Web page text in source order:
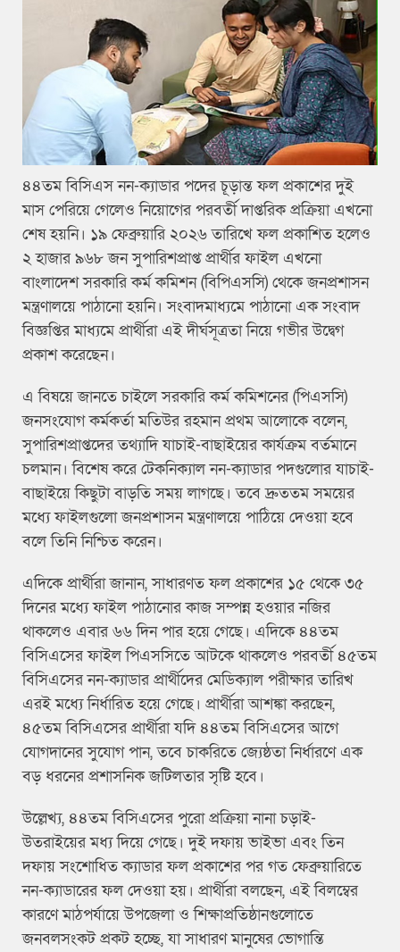
৪৪তম বিসিএস নন-ক্যাডার পদের চূড়ান্ত ফল প্রকাশের দুই
মাস পেরিয়ে গেলেও নিয়োগের পরবর্তী দাপ্তরিক প্রক্রিয়া এখনো
শেষ হয়নি। ১৯ ফেব্রুয়ারি ২০২৬ তারিখে ফল প্রকাশিত হলেও
২ হাজার ৯৬৮ জন সুপারিশপ্রাপ্ত প্রার্থীর ফাইল এখনো
বাংলাদেশ সরকারি কর্ম কমিশন (বিপিএসসি) থেকে জনপ্রশাসন
মন্ত্রণালয়ে পাঠানো হয়নি। সংবাদমাধ্যমে পাঠানো এক সংবাদ
বিজ্ঞপ্তির মাধ্যমে প্রার্থীরা এই দীর্ঘসূত্রতা নিয়ে গভীর উদ্বেগ
প্রকাশ করেছেন।
এ বিষয়ে জানতে চাইলে সরকারি কর্ম কমিশনের (পিএসসি)
জনসংযোগ কর্মকর্তা মতিউর রহমান প্রথম আলোকে বলেন,
সুপারিশপ্রাপ্তদের তথ্যাদি যাচাই-বাছাইয়ের কার্যক্রম বর্তমানে
চলমান। বিশেষ করে টেকনিক্যাল নন-ক্যাডার পদগুলোর যাচাই-
বাছাইয়ে কিছুটা বাড়তি সময় লাগছে। তবে দ্রুততম সময়ের
মধ্যে ফাইলগুলো জনপ্রশাসন মন্ত্রণালয়ে পাঠিয়ে দেওয়া হবে
বলে তিনি নিশ্চিত করেন।
এদিকে প্রার্থীরা জানান, সাধারণত ফল প্রকাশের ১৫ থেকে ৩৫
দিনের মধ্যে ফাইল পাঠানোর কাজ সম্পন্ন হওয়ার নজির
থাকলেও এবার ৬৬ দিন পার হয়ে গেছে। এদিকে ৪৪তম
বিসিএসের ফাইল পিএসসিতে আটকে থাকলেও পরবর্তী ৪৫তম
বিসিএসের নন-ক্যাডার প্রার্থীদের মেডিক্যাল পরীক্ষার তারিখ
এরই মধ্যে নির্ধারিত হয়ে গেছে। প্রার্থীরা আশঙ্কা করছেন,
৪৫তম বিসিএসের প্রার্থীরা যদি ৪৪তম বিসিএসের আগে
যোগদানের সুযোগ পান, তবে চাকরিতে জ্যেষ্ঠতা নির্ধারণে এক
বড় ধরনের প্রশাসনিক জটিলতার সৃষ্টি হবে।
উল্লেখ্য, ৪৪তম বিসিএসের পুরো প্রক্রিয়া নানা চড়াই-
উতরাইয়ের মধ্য দিয়ে গেছে। দুই দফায় ভাইভা এবং তিন
দফায় সংশোধিত ক্যাডার ফল প্রকাশের পর গত ফেব্রুয়ারিতে
নন-ক্যাডারের ফল দেওয়া হয়। প্রার্থীরা বলছেন, এই বিলম্বের
কারণে মাঠপর্যায়ে উপজেলা ও শিক্ষাপ্রতিষ্ঠানগুলোতে
জনবলসংকট প্রকট হচ্ছে, যা সাধারণ মানুষের ভোগান্তি